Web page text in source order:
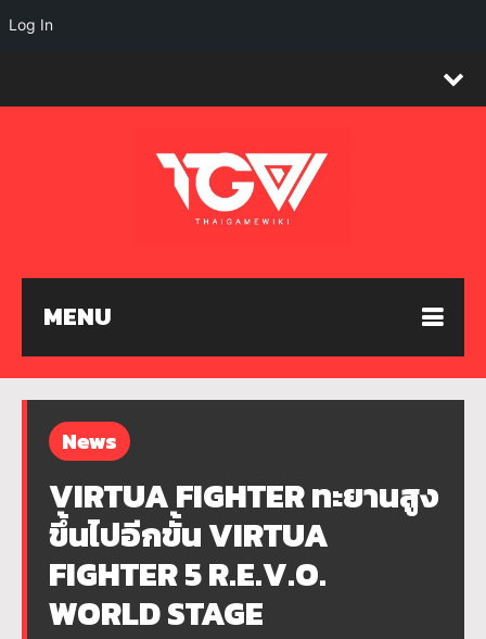
MENU
News
VIRTUA FIGHTER ทะยานสูง
ขึ้นไปอีกขั้น VIRTUA
FIGHTER 5 R.E.V.O.
WORLD STAGE
Log In